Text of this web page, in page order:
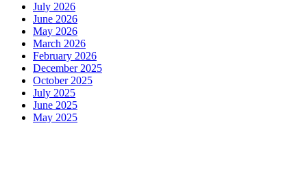
July 2026
June 2026
May 2026
March 2026
February 2026
December 2025
October 2025
July 2025
June 2025
May 2025